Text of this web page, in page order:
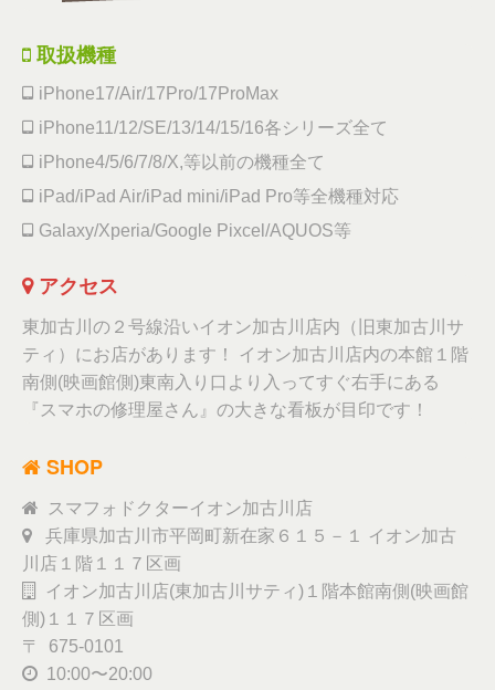
取扱機種
iPhone17/Air/17Pro/17ProMax
iPhone11/12/SE/13/14/15/16各シリーズ全て
iPhone4/5/6/7/8/X,等以前の機種全て
iPad/iPad Air/iPad mini/iPad Pro等全機種対応
Galaxy/Xperia/Google Pixcel/AQUOS等
アクセス
東加古川の２号線沿いイオン加古川店内（旧東加古川サ
ティ）にお店があります！ イオン加古川店内の本館１階
南側(映画館側)東南入り口より入ってすぐ右手にある
『スマホの修理屋さん』の大きな看板が目印です！
SHOP
スマフォドクターイオン加古川店
兵庫県加古川市平岡町新在家６１５－１ イオン加古
川店１階１１７区画
イオン加古川店(東加古川サティ)１階本館南側(映画館
側)１１７区画
〒 675-0101
10:00〜20:00